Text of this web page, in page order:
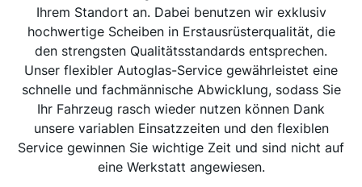
Ihrem Standort an. Dabei benutzen wir exklusiv
hochwertige Scheiben in Erstausrüsterqualität, die
den strengsten Qualitätsstandards entsprechen.
Unser flexibler Autoglas-Service gewährleistet eine
schnelle und fachmännische Abwicklung, sodass Sie
Ihr Fahrzeug rasch wieder nutzen können Dank
unsere variablen Einsatzzeiten und den flexiblen
Service gewinnen Sie wichtige Zeit und sind nicht auf
eine Werkstatt angewiesen.